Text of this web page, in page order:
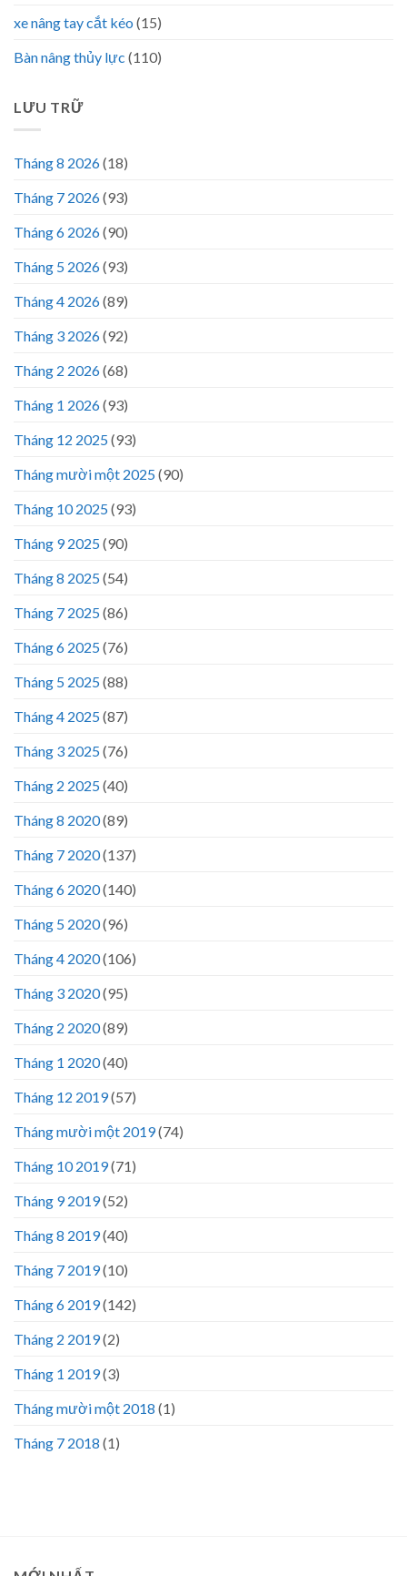
xe nâng tay cắt kéo (15)
Bàn nâng thủy lực (110)
LƯU TRỮ
Tháng 8 2026(18)
Tháng 7 2026(93)
Tháng 6 2026(90)
Tháng 5 2026(93)
Tháng 4 2026(89)
Tháng 3 2026(92)
Tháng 2 2026(68)
Tháng 1 2026(93)
Tháng 12 2025(93)
Tháng mười một 2025(90)
Tháng 10 2025(93)
Tháng 9 2025(90)
Tháng 8 2025(54)
Tháng 7 2025(86)
Tháng 6 2025(76)
Tháng 5 2025(88)
Tháng 4 2025(87)
Tháng 3 2025(76)
Tháng 2 2025(40)
Tháng 8 2020(89)
Tháng 7 2020(137)
Tháng 6 2020(140)
Tháng 5 2020(96)
Tháng 4 2020(106)
Tháng 3 2020(95)
Tháng 2 2020(89)
Tháng 1 2020(40)
Tháng 12 2019(57)
Tháng mười một 2019(74)
Tháng 10 2019(71)
Tháng 9 2019(52)
Tháng 8 2019(40)
Tháng 7 2019(10)
Tháng 6 2019(142)
Tháng 2 2019(2)
Tháng 1 2019(3)
Tháng mười một 2018 (1)
Tháng 7 2018 (1)